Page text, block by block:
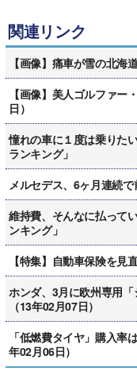
関連リンク
【画像】痛車が雪の北海
【画像】美人ゴルファー
日）
憧れの車に１度は乗りた
ランキング」
メルセデス、6ヶ月連続
維持費、そんなに払って
ンキング」
【特集】自動車保険を見
ホンダ、3月に欧州専用
（13年02月07日）
「低燃費タイヤ」購入
年02月06日）